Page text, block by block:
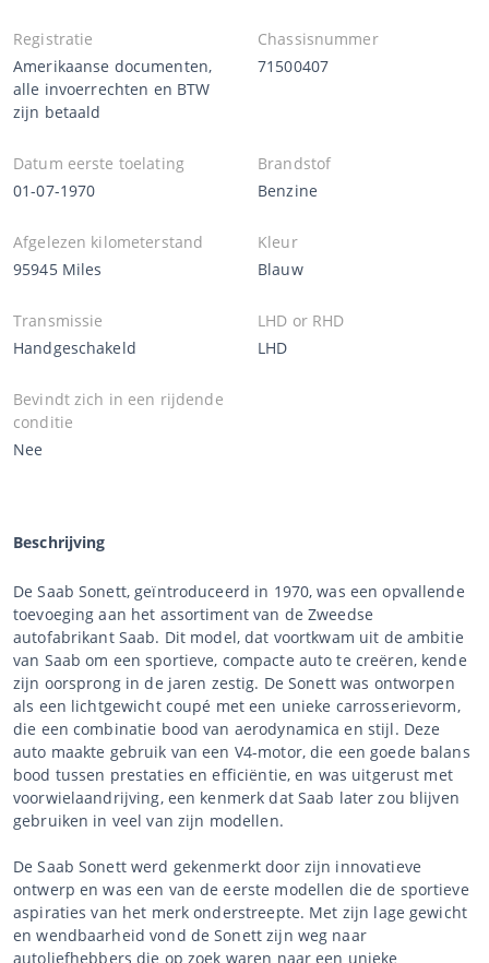
Registratie
Amerikaanse documenten,
alle invoerrechten en BTW
zijn betaald
Chassisnummer
71500407
Datum eerste toelating
01-07-1970
Brandstof
Benzine
Afgelezen kilometerstand
95945 Miles
Kleur
Blauw
Transmissie
Handgeschakeld
LHD or RHD
LHD
Bevindt zich in een rijdende
conditie
Nee
Beschrijving
De Saab Sonett, geïntroduceerd in 1970, was een opvallende
toevoeging aan het assortiment van de Zweedse
autofabrikant Saab. Dit model, dat voortkwam uit de ambitie
van Saab om een sportieve, compacte auto te creëren, kende
zijn oorsprong in de jaren zestig. De Sonett was ontworpen
als een lichtgewicht coupé met een unieke carrosserievorm,
die een combinatie bood van aerodynamica en stijl. Deze
auto maakte gebruik van een V4-motor, die een goede balans
bood tussen prestaties en efficiëntie, en was uitgerust met
voorwielaandrijving, een kenmerk dat Saab later zou blijven
gebruiken in veel van zijn modellen.
De Saab Sonett werd gekenmerkt door zijn innovatieve
ontwerp en was een van de eerste modellen die de sportieve
aspiraties van het merk onderstreepte. Met zijn lage gewicht
en wendbaarheid vond de Sonett zijn weg naar
autoliefhebbers die op zoek waren naar een unieke